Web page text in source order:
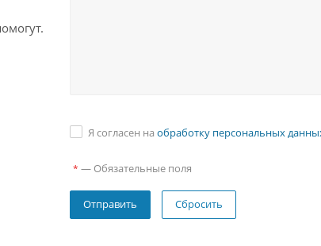
Я согласен на обработку персональных
* — Обязательные поля
Сбросить